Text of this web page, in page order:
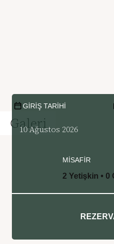
Galeri
GIRIŞ TARIHI
MISAFIR
2 Yetişkin • 0